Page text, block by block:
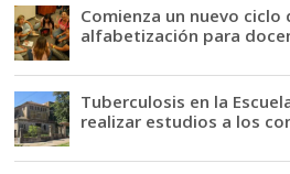
Comienza un nuevo
alfabetización para
Tuberculosis en la
realizar estudios a los